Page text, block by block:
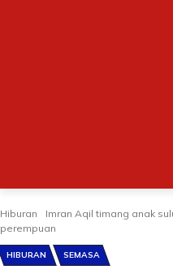
Hiburan
Imran Aqil timang anak
perempuan
HIBURAN SEMASA